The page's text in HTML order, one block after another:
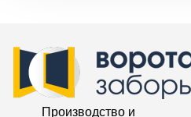
Производство и